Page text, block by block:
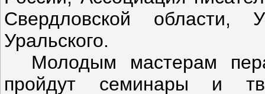
Свердловской области,
Уральского.
Молодым мастерам
пройдут семинары и